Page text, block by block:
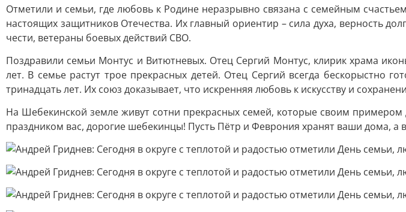
Отметили и семьи, где любовь к Родине неразрывно связана с семейным
настоящих защитников Отечества. Их главный ориентир – сила духа, верность
чести, ветераны боевых действий СВО.
Поздравили семьи Монтус и Витютневых. Отец Сергий Монтус, клирик храма
лет. В семье растут трое прекрасных детей. Отец Сергий всегда бескорыстно
тринадцать лет. Их союз доказывает, что искренняя любовь к искусству и
На Шебекинской земле живут сотни прекрасных семей, которые своим
праздником вас, дорогие шебекинцы! Пусть Пётр и Феврония хранят ваши дома, а